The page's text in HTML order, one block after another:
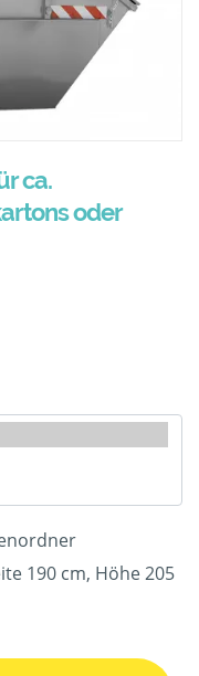
ca.
oder
190 cm, Höhe 205